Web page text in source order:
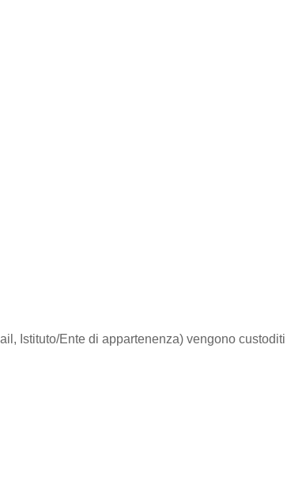
Istituto/Ente di appartenenza) vengono